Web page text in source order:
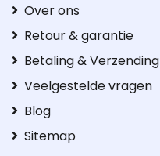
Over ons
Retour & garantie
Betaling & Verzending
Veelgestelde vragen
Blog
Sitemap